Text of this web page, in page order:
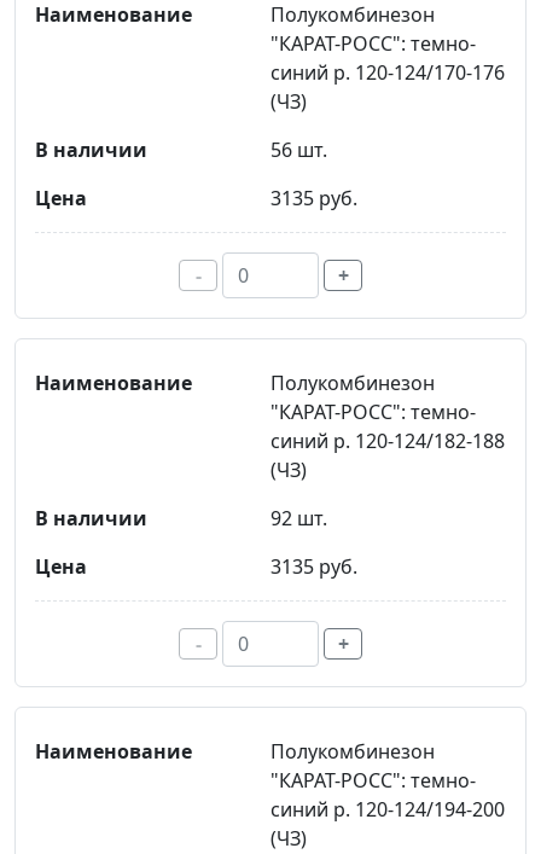
Полукомбинезон
"КАРАТ-РОСС": темно-
синий р. 120-124/170-176
(ЧЗ)
56 шт.
3135 руб.
- +
Полукомбинезон
"КАРАТ-РОСС": темно-
синий р. 120-124/182-188
(ЧЗ)
92 шт.
3135 руб.
- +
Полукомбинезон
"КАРАТ-РОСС": темно-
синий р. 120-124/194-200
(ЧЗ)